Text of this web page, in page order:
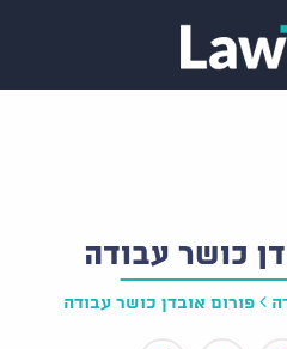
כושר עבודה
פורום אובדן כושר עבודה